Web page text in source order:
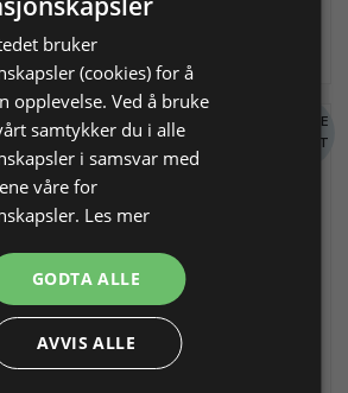
i
26,23 NOK
MENGDE
900/-
MENGDE
RABATT
Mellomstykke Stjerne
diamantert, Ø: 5 mm
925/- FG Hull ca. 1,2 mm
bruker
(cookies) for å
opplevelse. Ved å bruke
samtykker du i alle
i samsvar med
våre for
Les mer
GODTA ALLE
AVVIS ALLE